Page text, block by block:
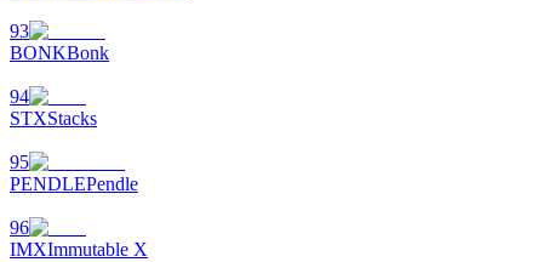
93
BONKBonk
94
STXStacks
95
PENDLEPendle
96
IMXImmutable X